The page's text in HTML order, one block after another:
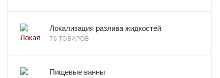
Локализация разлива жидкостей
76 ТОВАРОВ
Пищевые ванны